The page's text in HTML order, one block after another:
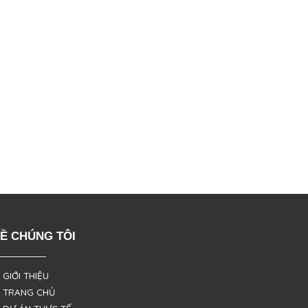
CHÚNG TÔI
THIỆU
CHỦ